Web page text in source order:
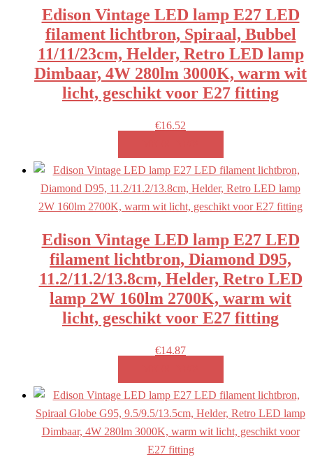
Edison Vintage LED lamp E27 LED
filament lichtbron, Spiraal, Bubbel
11/11/23cm, Helder, Retro LED lamp
Dimbaar, 4W 280lm 3000K, warm wit
licht, geschikt voor E27 fitting
€16.52
Edison Vintage LED lamp E27 LED
filament lichtbron, Diamond D95,
11.2/11.2/13.8cm, Helder, Retro LED
lamp 2W 160lm 2700K, warm wit
licht, geschikt voor E27 fitting
€14.87